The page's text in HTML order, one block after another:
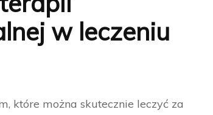
w leczeniu
które można skutecznie leczyć za